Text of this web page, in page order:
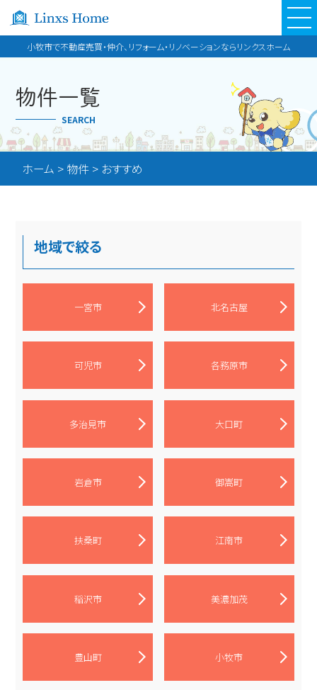
小牧市で不動産売買・仲介、リフォーム・リノベーションならリンクスホーム
物件一覧
SEARCH
ホーム > 物件 > おすすめ
地域で絞る
一宮市 北名古屋
可児市 各務原市
多治見市 大口町
岩倉市 御嵩町
扶桑町 江南市
稲沢市 美濃加茂
豊山町 小牧市